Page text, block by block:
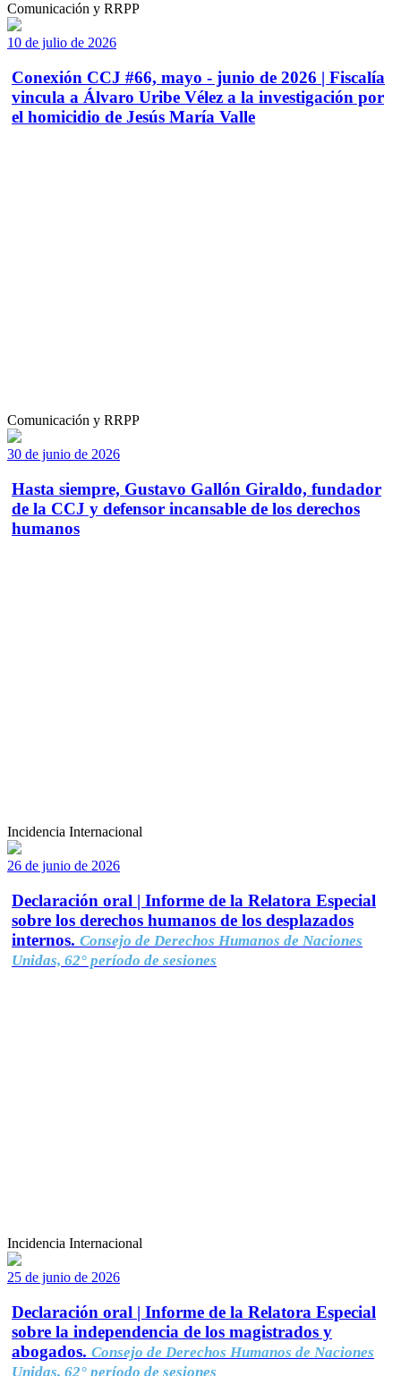
Comunicación y RRPP
10 de julio de 2026
Conexión CCJ #66, mayo - junio de 2026 | Fiscalía
vincula a Álvaro Uribe Vélez a la investigación por
el homicidio de Jesús María Valle
Comunicación y RRPP
30 de junio de 2026
Hasta siempre, Gustavo Gallón Giraldo, fundador
de la CCJ y defensor incansable de los derechos
humanos
Incidencia Internacional
26 de junio de 2026
Declaración oral | Informe de la Relatora Especial
sobre los derechos humanos de los desplazados
internos. Consejo de Derechos Humanos de Naciones
Unidas, 62° período de sesiones
Incidencia Internacional
25 de junio de 2026
Declaración oral | Informe de la Relatora Especial
sobre la independencia de los magistrados y
abogados. Consejo de Derechos Humanos de Naciones
Unidas, 62° período de sesiones